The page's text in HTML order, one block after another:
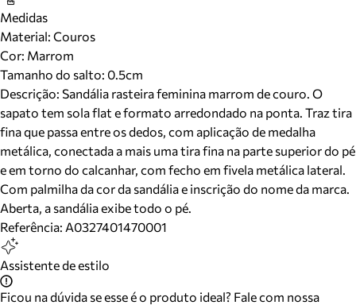
Medidas
Material: Couros
Cor: Marrom
Tamanho do salto: 0.5cm
Descrição: Sandália rasteira feminina marrom de couro. O
sapato tem sola flat e formato arredondado na ponta. Traz tira
fina que passa entre os dedos, com aplicação de medalha
metálica, conectada a mais uma tira fina na parte superior do pé
e em torno do calcanhar, com fecho em fivela metálica lateral.
Com palmilha da cor da sandália e inscrição do nome da marca.
Aberta, a sandália exibe todo o pé.
Referência: A0327401470001
Assistente de estilo
Ficou na dúvida se esse é o produto ideal? Fale com nossa